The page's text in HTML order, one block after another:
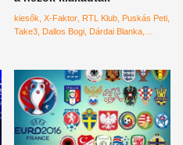
kiesők X-Faktor RTL Klub Puskás Peti
Take3 Dallos Bogi Dárdai Blanka